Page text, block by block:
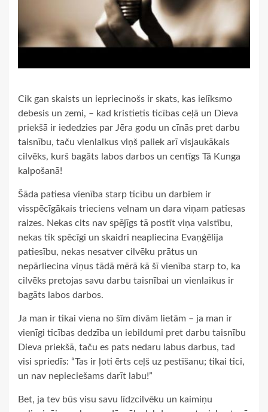
Cik gan skaists un iepriecinošs ir skats, kas ielīksmo
debesis un zemi, – kad kristietis ticības ceļā un Dieva
priekšā ir iededzies par Jēra godu un cīnās pret darbu
taisnību, taču vienlaikus viņš paliek arī visjaukākais
cilvēks, kurš bagāts labos darbos un centīgs Tā Kunga
kalpošanā!
Šāda patiesa vienība starp ticību un darbiem ir
visspēcīgākais trieciens velnam un dara viņam patiesas
raizes. Nekas cits nav spējīgs tā postīt viņa valstību,
nekas tik spēcīgi un skaidri neapliecina Evaņģēlija
patiesību, nekas nesatver cilvēku prātus un
nepārliecina viņus tādā mērā kā šī vienība starp to, ka
cilvēks pretojas savu darbu taisnībai un vienlaikus ir
bagāts labos darbos.
Ja man ir tikai viena no šīm divām lietām – ja man ir
vienīgi ticības dedzība un iebildumi pret darbu taisnību
Dieva priekšā, taču es pats nedaru labus darbus, tad
visi spriedīs: “Tas ir ļoti ērts ceļš uz pestīšanu; tikai tici,
un nav nepieciešams darīt labu!”
Bet, ja tev būs visu savu līdzcilvēku un kaimiņu